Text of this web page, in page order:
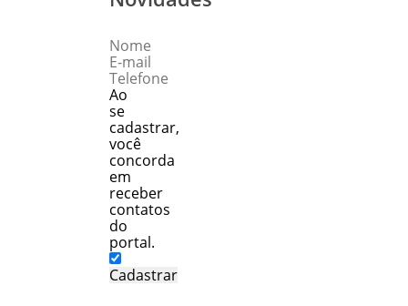
Ao
se
cadastrar,
você
concorda
em
receber
contatos
do
portal.
Cadastrar